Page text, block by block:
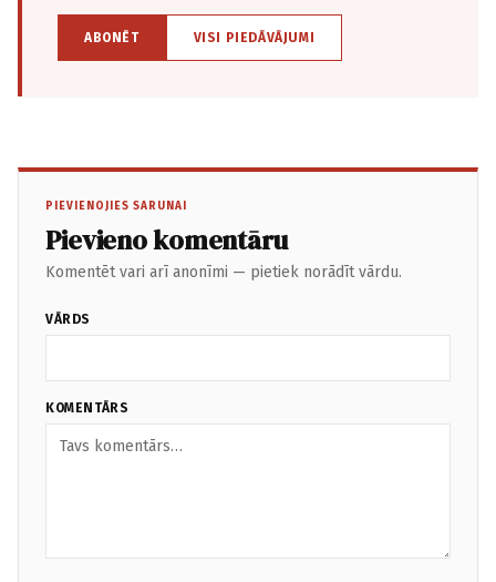
ABONĒT VISI PIEDĀVĀJUMI
PIEVIENOJIES SARUNAI
Pievieno komentāru
Komentēt vari arī anonīmi — pietiek norādīt vārdu.
VĀRDS
KOMENTĀRS